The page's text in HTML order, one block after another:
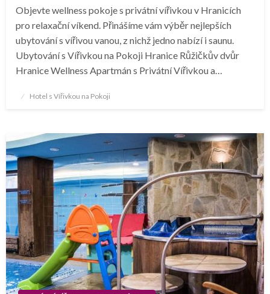
Objevte wellness pokoje s privátní vířivkou v Hranicích
pro relaxační víkend. Přinášíme vám výběr nejlepších
ubytování s vířivou vanou, z nichž jedno nabízí i saunu.
Ubytování s Vířivkou na Pokoji Hranice Růžičkův dvůr
Hranice Wellness Apartmán s Privátní Vířivkou a…
PostedHotel s Vířivkou na Pokoji